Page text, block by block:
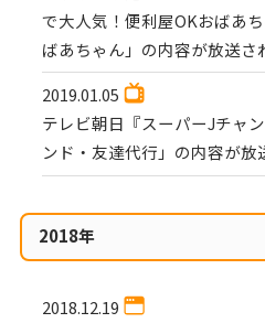
で大人気！便利屋OKおばあ
ばあちゃん」の内容が放送さ
2019.01.05
テレビ朝日『スーパーJチャ
ンド・友達代行」の内容が放
2018年
2018.12.19